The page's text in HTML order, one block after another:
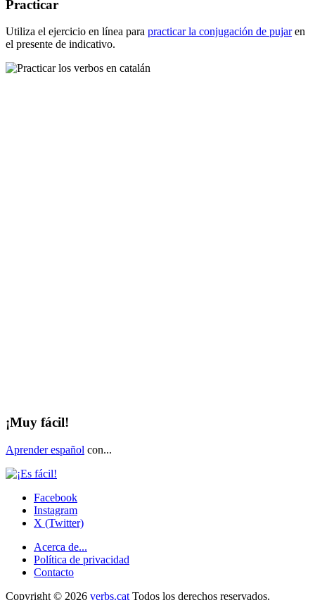
Practicar
Utiliza el ejercicio en línea para practicar la conjugación de pujaren
el presente de indicativo.
¡Muy fácil!
Aprender español con...
Facebook
Instagram
X (Twitter)
Acerca de...
Política de privacidad
Contacto
Copyright © 2026 verbs.cat Todos los derechos reservados.